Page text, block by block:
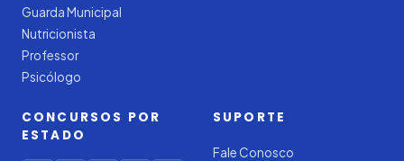
Guarda Municipal
Nutricionista
Professor
Psicólogo
CONCURSOS POR
ESTADO
SUPORTE
Fale Conosco